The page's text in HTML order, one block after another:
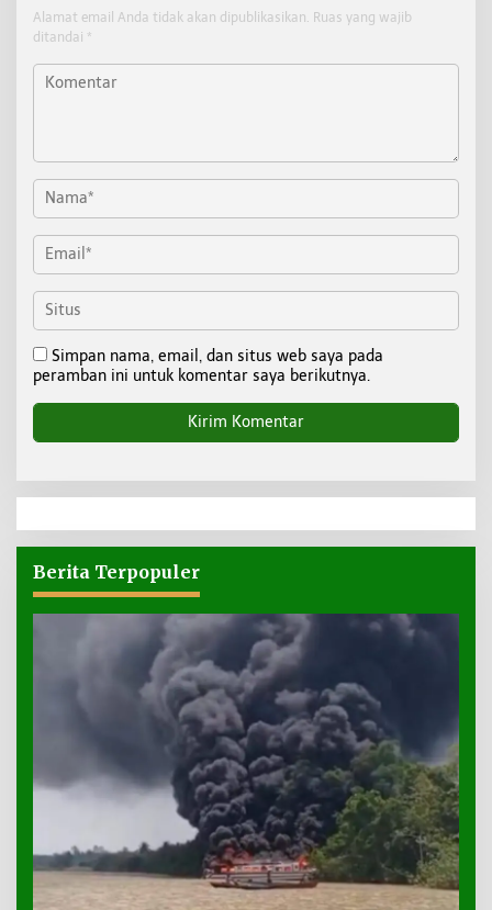
Alamat email Anda tidak akan dipublikasikan. Ruas yang wajib
ditandai *
Simpan nama, email, dan situs web saya pada
peramban ini untuk komentar saya berikutnya.
Berita Terpopuler